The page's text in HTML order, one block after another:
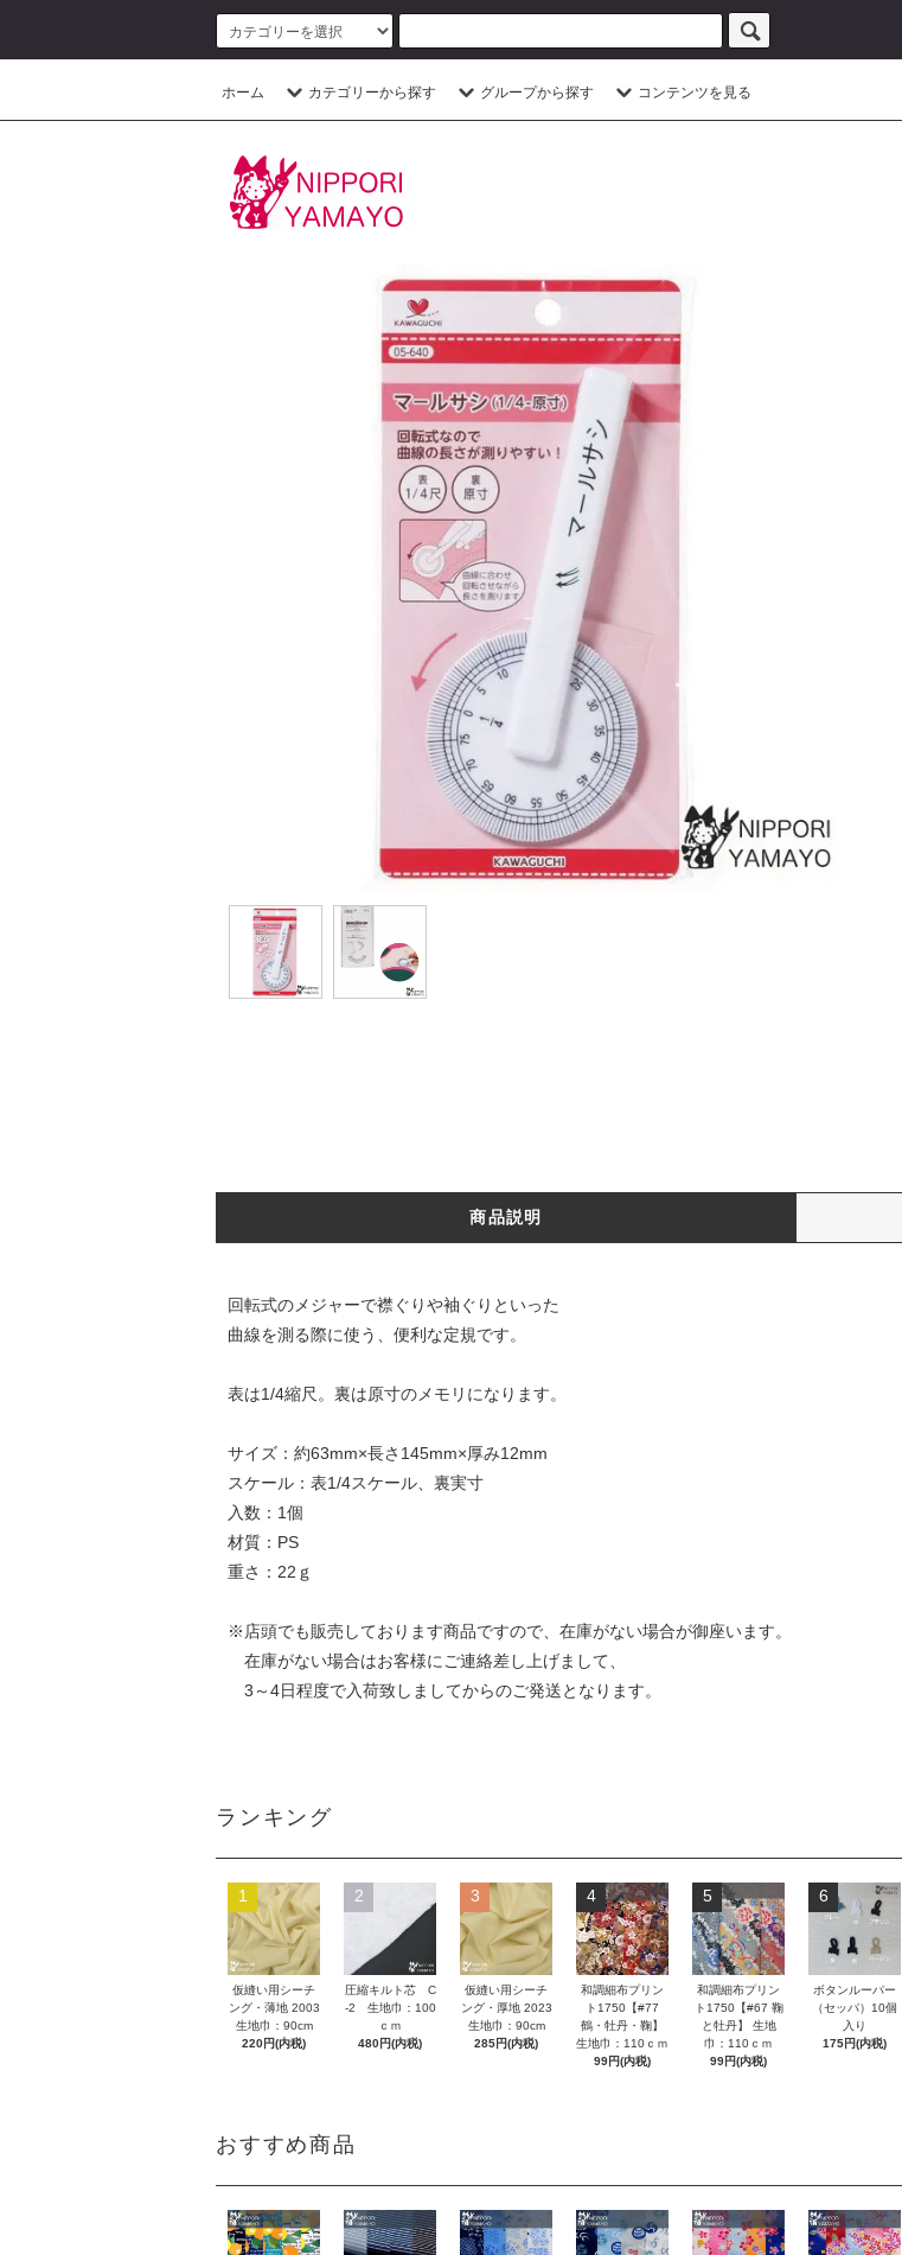
ホーム カテゴリーから探す グループから探す コンテンツを見る
商品説明
回転式のメジャーで襟ぐりや袖ぐりといった
曲線を測る際に使う、便利な定規です。
表は1/4縮尺。裏は原寸のメモリになります。
サイズ：約63mm×長さ145mm×厚み12mm
スケール：表1/4スケール、裏実寸
入数：1個
材質：PS
重さ：22ｇ
※店頭でも販売しております商品ですので、在庫がない場合が御座います。
在庫がない場合はお客様にご連絡差し上げまして、
3～4日程度で入荷致しましてからのご発送となります。
ランキング
1
仮縫い用シーチ
ング・薄地 2003
生地巾：90cm
220円(内税)
2
圧縮キルト芯 C
-2 生地巾：100
ｃｍ
480円(内税)
3
仮縫い用シーチ
ング・厚地 2023
生地巾：90cm
285円(内税)
4
和調細布プリン
ト1750【#77
鶴・牡丹・鞠】
生地巾：110ｃｍ
99円(内税)
5
和調細布プリン
ト1750【#67 鞠
と牡丹】 生地
巾：110ｃｍ
99円(内税)
6
ボタンルーパー
（セッパ）10個
入り
175円(内税)
おすすめ商品